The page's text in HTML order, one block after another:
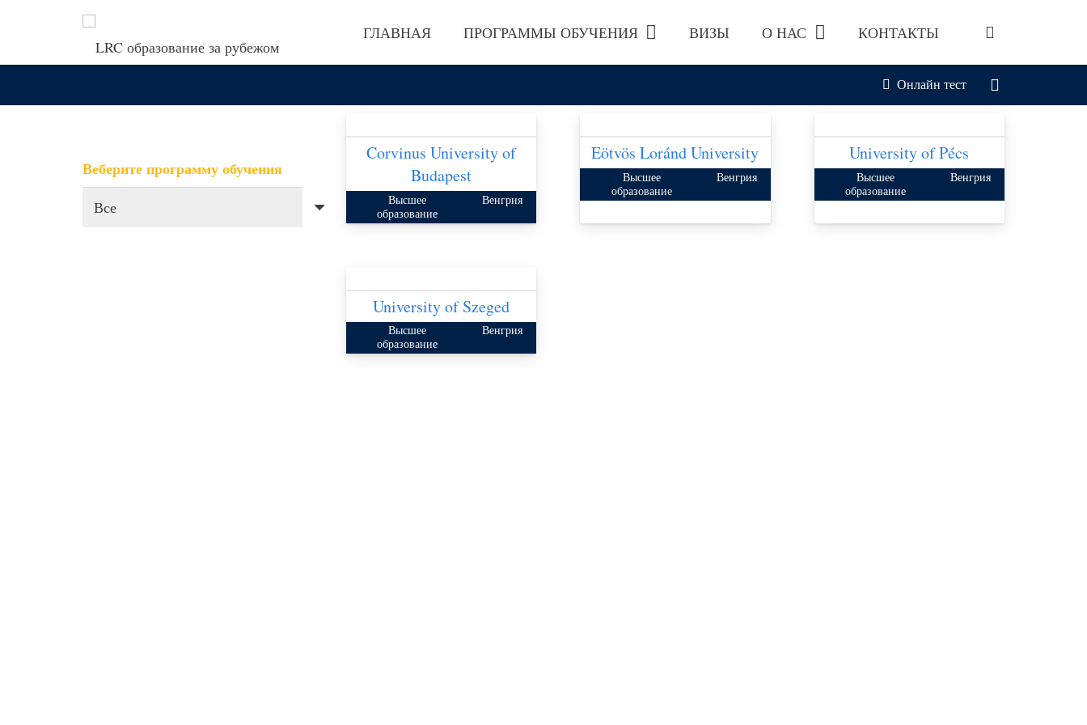
ГЛАВНАЯ ПРОГРАММЫ ОБУЧЕНИЯ ВИЗЫ О НАС КОНТАКТЫ
Онлайн тест
ВЕНГРИЯ
Веберите программу обучения
Corvinus University of
Budapest
Высшее
образование
Венгрия
Eötvös Loránd University
Высшее
образование
Венгрия
University of Pécs
Высшее
образование
Венгрия
University of Szeged
Высшее
образование
Венгрия